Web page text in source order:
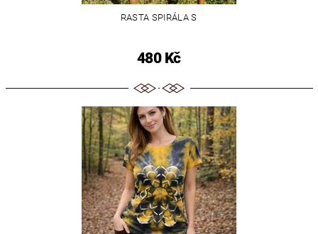
RASTA SPIRÁLA S
480 Kč